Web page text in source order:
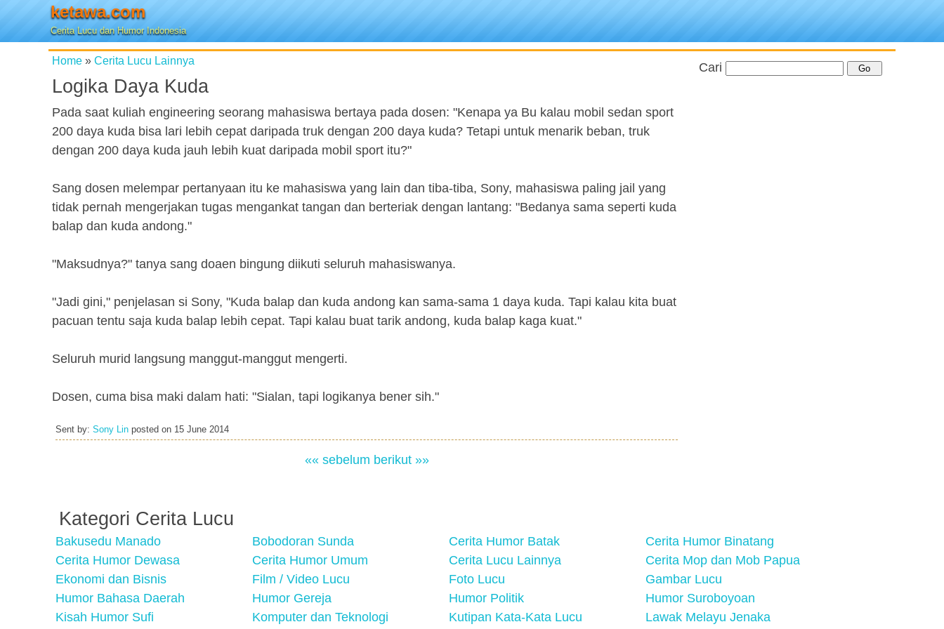
ketawa.com
Cerita Lucu dan Humor Indonesia
Home » Cerita Lucu Lainnya
Logika Daya Kuda
Pada saat kuliah engineering seorang mahasiswa bertaya pada dosen: "Kenapa ya Bu kalau mobil sedan sport
200 daya kuda bisa lari lebih cepat daripada truk dengan 200 daya kuda? Tetapi untuk menarik beban, truk
dengan 200 daya kuda jauh ‎lebih kuat daripada mobil sport itu?"
Sang dosen‎ melempar pertanyaan itu ke mahasiswa yang lain dan tiba-tiba, Sony, mahasiswa paling jail yang
tidak pernah mengerjakan tugas mengankat tangan dan berteriak dengan lantang: "Bedanya sama seperti kuda
balap dan kuda andong."
"Maksudnya?" tanya sang doaen bingung‎ diikuti seluruh mahasiswanya.
"Jadi gini," penjelasan si Sony, "Kuda balap dan kuda andong kan sama-sama 1 daya kuda. Tapi kalau kita buat
pacuan tentu saja kuda balap lebih cepat. Tapi kalau buat tarik andong, kuda balap kaga kuat."
Seluruh murid langsung manggut-manggut mengerti.
Dosen, cuma bisa maki dalam hati: "Sialan, tapi logikanya bener sih."
Sent by: Sony Lin posted on 15 June 2014
«« sebelum berikut »»
Cari
Kategori Cerita Lucu
Bakusedu Manado Bobodoran Sunda Cerita Humor Batak
Cerita Humor Binatang
Cerita Humor Dewasa
Cerita Humor Umum Cerita Lucu Lainnya
Cerita Mop dan Mob Papua
Ekonomi dan Bisnis
Film / Video Lucu Foto Lucu
Gambar Lucu
Humor Bahasa Daerah
Humor Gereja Humor Politik
Humor Suroboyoan
Kisah Humor Sufi
Komputer dan Teknologi Kutipan Kata-Kata Lucu Lawak Melayu Jenaka